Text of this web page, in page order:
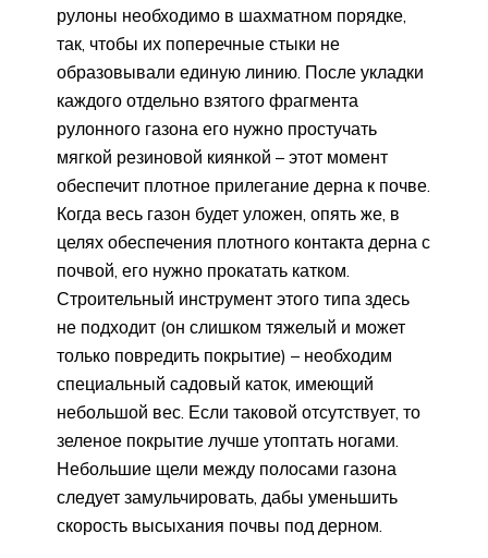
рулоны необходимо в шахматном порядке,
так, чтобы их поперечные стыки не
образовывали единую линию. После укладки
каждого отдельно взятого фрагмента
рулонного газона его нужно простучать
мягкой резиновой киянкой – этот момент
обеспечит плотное прилегание дерна к почве.
Когда весь газон будет уложен, опять же, в
целях обеспечения плотного контакта дерна с
почвой, его нужно прокатать катком.
Строительный инструмент этого типа здесь
не подходит (он слишком тяжелый и может
только повредить покрытие) – необходим
специальный садовый каток, имеющий
небольшой вес. Если таковой отсутствует, то
зеленое покрытие лучше утоптать ногами.
Небольшие щели между полосами газона
следует замульчировать, дабы уменьшить
скорость высыхания почвы под дерном.